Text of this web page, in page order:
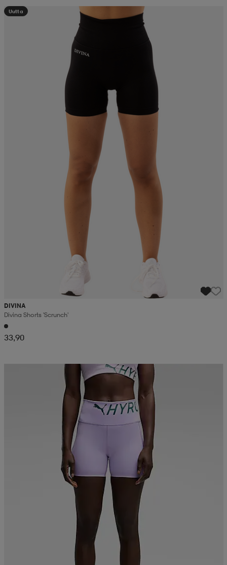
Uutta
DIVINA
Divina Shorts 'scrunch'
33,90